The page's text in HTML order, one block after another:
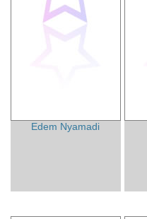
Edem Nyamadi